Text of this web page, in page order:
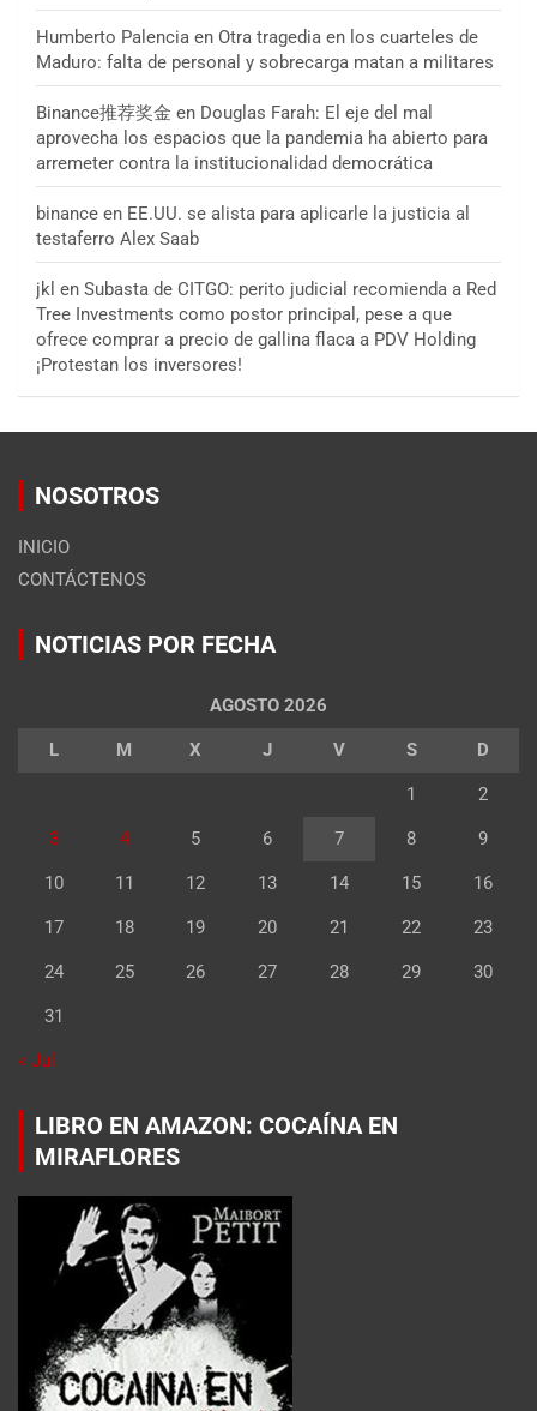
Humberto Palencia en Otra tragedia en los cuarteles de
Maduro: falta de personal y sobrecarga matan a militares
Binance推荐奖金 en Douglas Farah: El eje del mal
aprovecha los espacios que la pandemia ha abierto para
arremeter contra la institucionalidad democrática
binance en EE.UU. se alista para aplicarle la justicia al
testaferro Alex Saab
jkl en Subasta de CITGO: perito judicial recomienda a Red
Tree Investments como postor principal, pese a que
ofrece comprar a precio de gallina flaca a PDV Holding
¡Protestan los inversores!
NOSOTROS
INICIO
CONTÁCTENOS
NOTICIAS POR FECHA
AGOSTO 2026
L M X J V S D
1 2
3 4 5 6 7 8 9
10 11 12 13 14 15 16
17 18 19 20 21 22 23
24 25 26 27 28 29 30
31
« Jul
LIBRO EN AMAZON: COCAÍNA EN
MIRAFLORES